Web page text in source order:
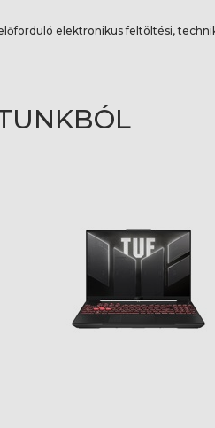
elektronikus feltöltési,